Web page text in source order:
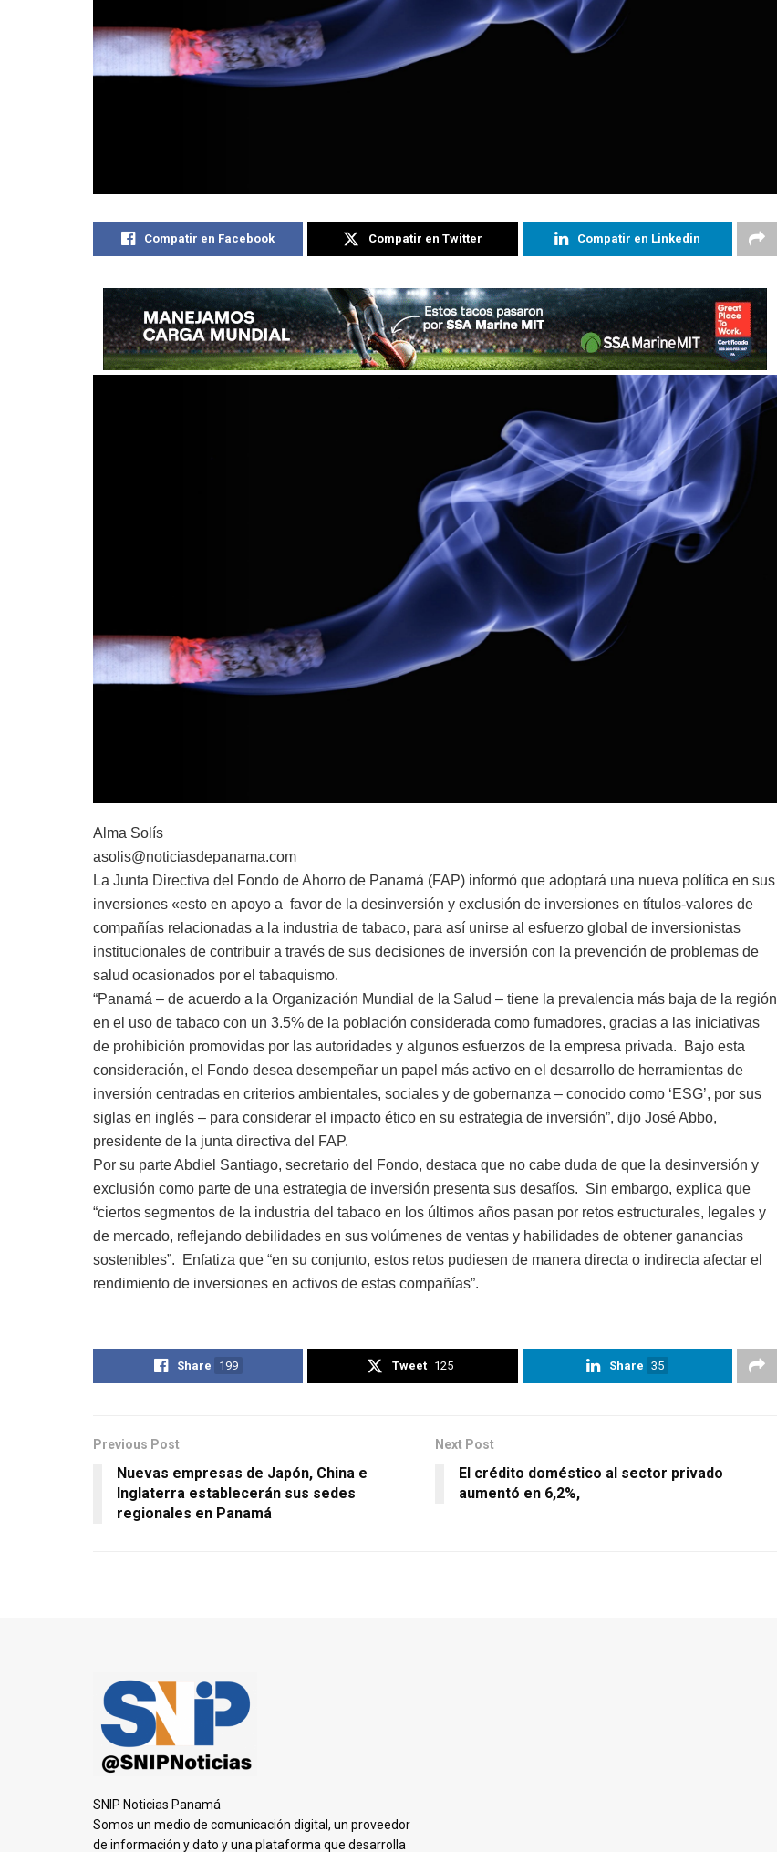
Compatir en Facebook Compatir en Twitter Compatir en Linkedin
Alma Solís
asolis@noticiasdepanama.com
La Junta Directiva del Fondo de Ahorro de Panamá (FAP) informó que adoptará una nueva política en sus
inversiones «esto en apoyo a favor de la desinversión y exclusión de inversiones en títulos-valores de
compañías relacionadas a la industria de tabaco, para así unirse al esfuerzo global de inversionistas
institucionales de contribuir a través de sus decisiones de inversión con la prevención de problemas de
salud ocasionados por el tabaquismo.
“Panamá – de acuerdo a la Organización Mundial de la Salud – tiene la prevalencia más baja de la región
en el uso de tabaco con un 3.5% de la población considerada como fumadores, gracias a las iniciativas
de prohibición promovidas por las autoridades y algunos esfuerzos de la empresa privada. Bajo esta
consideración, el Fondo desea desempeñar un papel más activo en el desarrollo de herramientas de
inversión centradas en criterios ambientales, sociales y de gobernanza – conocido como ‘ESG’, por sus
siglas en inglés – para considerar el impacto ético en su estrategia de inversión”, dijo José Abbo,
presidente de la junta directiva del FAP.
Por su parte Abdiel Santiago, secretario del Fondo, destaca que no cabe duda de que la desinversión y
exclusión como parte de una estrategia de inversión presenta sus desafíos. Sin embargo, explica que
“ciertos segmentos de la industria del tabaco en los últimos años pasan por retos estructurales, legales y
de mercado, reflejando debilidades en sus volúmenes de ventas y habilidades de obtener ganancias
sostenibles”. Enfatiza que “en su conjunto, estos retos pudiesen de manera directa o indirecta afectar el
rendimiento de inversiones en activos de estas compañías”.
Share 199 Tweet 125 Share 35
Previous Post
Nuevas empresas de Japón, China e
Inglaterra establecerán sus sedes
regionales en Panamá
Next Post
El crédito doméstico al sector privado
aumentó en 6,2%,
SNIP Noticias Panamá
Somos un medio de comunicación digital, un proveedor
de información y dato y una plataforma que desarrolla